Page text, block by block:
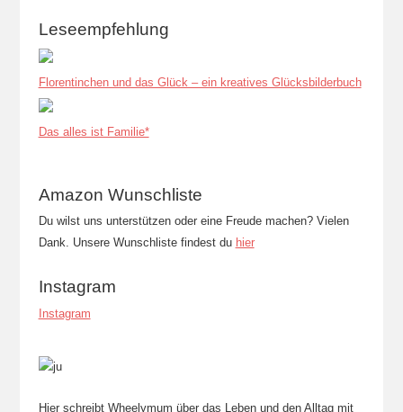
Leseempfehlung
Florentinchen und das Glück – ein kreatives Glücksbilderbuch
Das alles ist Familie*
Amazon Wunschliste
Du wilst uns unterstützen oder eine Freude machen? Vielen
Dank. Unsere Wunschliste findest du hier
Instagram
Instagram
Hier schreibt Wheelymum über das Leben und den Alltag mit